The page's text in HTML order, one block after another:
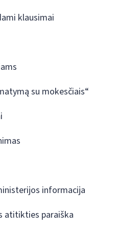
klausimai
su mokesčiais“
informacija
atitikties paraiška